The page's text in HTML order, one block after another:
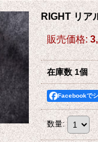
RIGHT リア
販売価格:
在庫数 1個
Facebookで
数量: